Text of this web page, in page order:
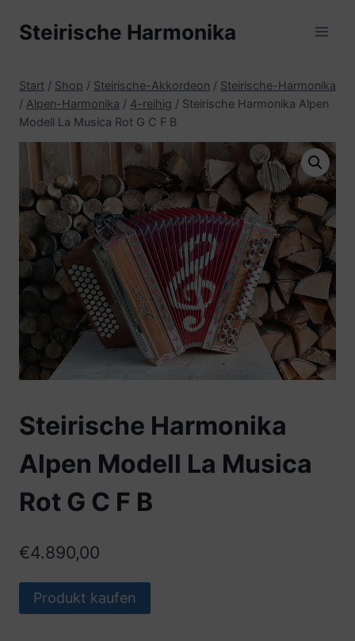
InhaltSteirische Harmonika
Start / Shop / Steirische-Akkordeon / Steirische-Harmonika
/ Alpen-Harmonika / 4-reihig / Steirische Harmonika Alpen
Modell La Musica Rot G C F B
Steirische Harmonika
Alpen Modell La Musica
Rot G C F B
€4.890,00
Produkt kaufen